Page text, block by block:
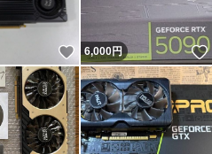
いいね！
6,000円